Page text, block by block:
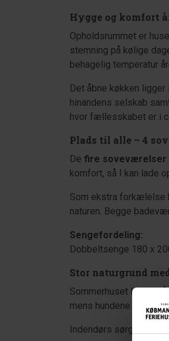
Hygge og komfort
Opholdsrummet er
stemning på kølige
behagelig temperatur
Det åbne køkken
hinandens selskab
hvor fællesskabet er i
Plads til alle – 4
De fire soveværelser
komfort, så I kan lade
Som ekstra forkælelse
naturen. Begge
Sengefordeling:
Dobbeltsenge 180 x
Stor naturgrund
Sommerhuset ligger
mens hundene frit kan
Indendørs sørger et